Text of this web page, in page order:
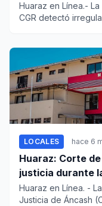
Huaraz en Línea.-
CGR detectó
LOCALES hace 6
Huaraz: Corte
justicia durante
Huaraz en Línea. -
Justicia de Áncash